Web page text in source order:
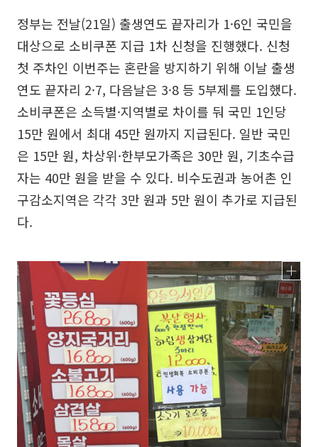
정부는 전날(21일) 출생연도 끝자리가 1·6인 국민을
대상으로 소비쿠폰 지급 1차 신청을 진행했다. 신청
첫 주차인 이번주는 혼란을 방지하기 위해 이날 출생
연도 끝자리 2·7, 다음날은 3·8 등 5부제를 도입했다.
소비쿠폰은 소득별·지역별로 차이를 둬 국민 1인당
15만 원에서 최대 45만 원까지 지급된다. 일반 국민
은 15만 원, 차상위·한부모가족은 30만 원, 기초수급
자는 40만 원을 받을 수 있다. 비수도권과 농어촌 인
구감소지역은 각각 3만 원과 5만 원이 추가로 지급된
다.